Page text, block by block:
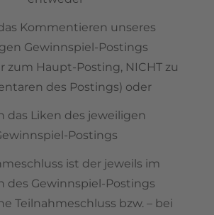
Kommentieren unseres
Gewinnspiel-Postings
zum Haupt-Posting, NICHT zu
des Postings) oder
das Liken des jeweiligen
Postings
ist der jeweils im
des Gewinnspiel-Postings
Teilnahmeschluss bzw. – bei